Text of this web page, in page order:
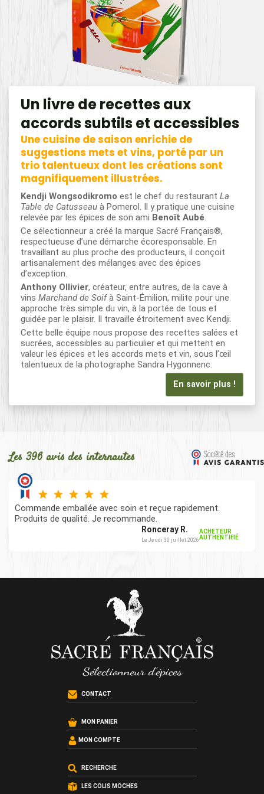
Un livre de recettes aux
accords subtils et accessibles
Une cuisine de saison enrichie de
suggestions mets et vins, porté par un
trio talentueux dont les créations sont
magnifiquement illustrées.
Kendji Wongsodikromo est le chef du restaurant La
Table de Catusseau à Pomerol. Il y pratique une cuisine
relevée par les épices de son ami Benoît Aubé.
Ce sélectionneur a créé la marque Sacré Français®,
respectueuse d’une démarche écoresponsable. En
travaillant au plus proche des producteurs, il conçoit
artisanalement des mélanges avec des épices
d’exception.
Anthony Ollivier, créateur, entre autres, de la cave à
vins Marchand de Soifà Saint-Émilion, milite pour une
approche très simple du vin, à la portée de tous et
guidée par le plaisir. Il travaille étroitement avec Kendji.
Cette belle équipe nous propose des recettes salées et
sucrées, accessibles au particulier et qui mettent en
valeur les épices et les accords mets et vin, sous l’œil
talentueux de la photographe Sandra Hygonnenc.
En savoir plus !
Les 396 avis des internautes
Commande emballée avec soin et reçue rapidement.
Produits de qualité. Je recommande.
Ronceray R.
Le Jeudi 30 juillet 2026
ACHETEUR
AUTHENTIFIÉ
CONTACT
MON PANIER
MON COMPTE
RECHERCHE
LES COLIS MOCHES